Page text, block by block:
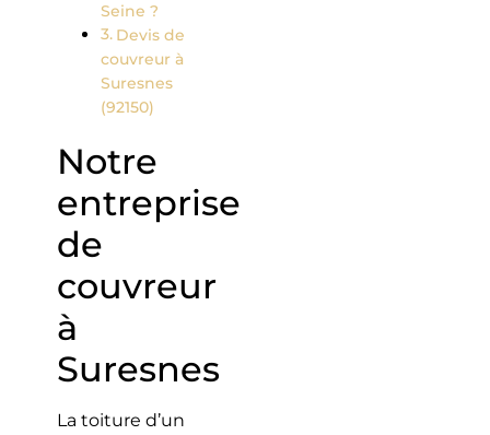
Seine ?
Devis de
couvreur à
Suresnes
(92150)
Notre
entreprise
de
couvreur
à
Suresnes
La toiture d’un